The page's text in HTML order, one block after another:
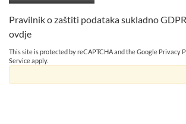
Pravilnik o zaštiti podataka sukladno
ovdje
This site is protected by reCAPTCHA and the Google Privacy
Serviceapply.